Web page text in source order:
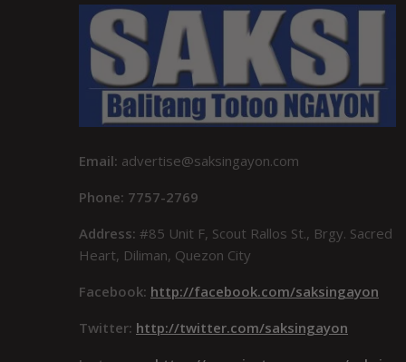
Email: advertise@saksingayon.com
Phone: 7757-2769
Address: #85 Unit F, Scout Rallos St., Brgy. Sacred
Heart, Diliman, Quezon City
Facebook: http://facebook.com/saksingayon
Twitter: http://twitter.com/saksingayon